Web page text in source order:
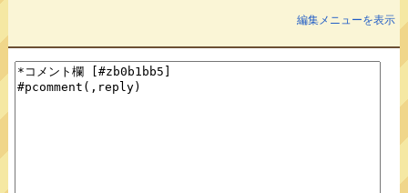
編集メニューを表示